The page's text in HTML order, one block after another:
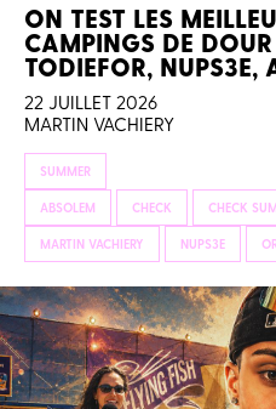
ON TEST LES
CAMPINGS DE
TODIEFOR, NUPS3E,
22 JUILLET 2026
MARTIN VACHIERY
SUMMER
ABSOLEM CHECK CHECK
MARTIN VACHIERY NUPS3E